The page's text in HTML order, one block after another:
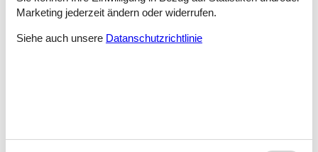
nicht nur im Zuge einer dreistündigen Führung kennen, sondern
Strecken verkehrt.
Marketing jederzeit ändern oder widerrufen.
Siehe auch unsere Datanschutzrichtlinie